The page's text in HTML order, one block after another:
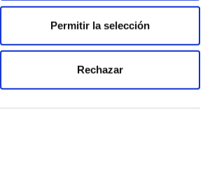
Permitir la selección
Rechazar